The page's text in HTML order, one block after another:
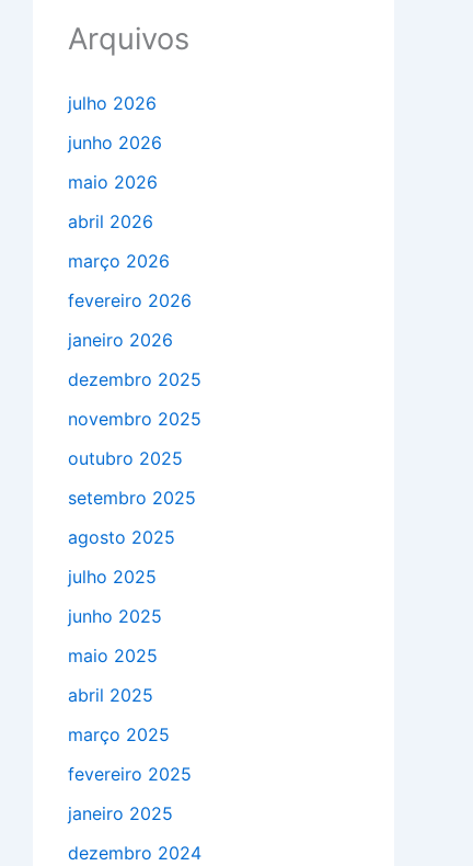
Arquivos
julho 2026
junho 2026
maio 2026
abril 2026
março 2026
fevereiro 2026
janeiro 2026
dezembro 2025
novembro 2025
outubro 2025
setembro 2025
agosto 2025
julho 2025
junho 2025
maio 2025
abril 2025
março 2025
fevereiro 2025
janeiro 2025
dezembro 2024